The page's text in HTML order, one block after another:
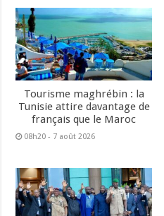
Tourisme maghrébin : la
Tunisie attire davantage de
français que le Maroc
08h20 - 7 août 2026